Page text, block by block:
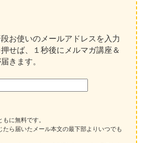
お使いのメールアドレスを入力
せば、１秒後にメルマガ講座＆
きます。
に無料です。
ら届いたメール本文の最下部よりいつでも